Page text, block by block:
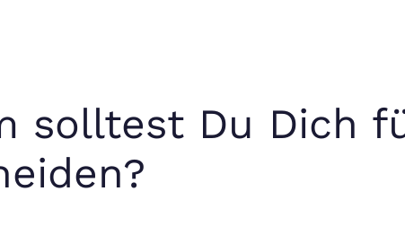
solltest Du Dich